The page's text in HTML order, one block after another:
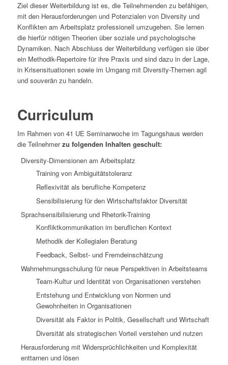
Ziel dieser Weiterbildung ist es, die Teilnehmenden zu befähigen,
mit den Herausforderungen und Potenzialen von Diversity und
Konflikten am Arbeitsplatz professionell umzugehen. Sie lernen
die hierfür nötigen Theorien über soziale und psychologische
Dynamiken. Nach Abschluss der Weiterbildung verfügen sie über
ein Methodik-Repertoire für ihre Praxis und sind dazu in der Lage,
in Krisensituationen sowie im Umgang mit Diversity-Themen agil
und souverän zu handeln.
Curriculum
Im Rahmen von 41 UE Seminarwoche im Tagungshaus werden
die Teilnehmerzu folgenden Inhalten geschult:
Diversity-Dimensionen am Arbeitsplatz
Training von Ambiguitätstoleranz
Reflexivität als berufliche Kompetenz
Sensibilisierung für den Wirtschaftsfaktor Diversität
Sprachsensibilisierung und Rhetorik-Training
Konfliktkommunikation im beruflichen Kontext
Methodik der Kollegialen Beratung
Feedback, Selbst- und Fremdeinschätzung
Wahrnehmungsschulung für neue Perspektiven in Arbeitsteams
Team-Kultur und Identität von Organisationen verstehen
Entstehung und Entwicklung von Normen und
Gewohnheiten in Organisationen
Diversität als Faktor in Politik, Gesellschaft und Wirtschaft
Diversität als strategischen Vorteil verstehen und nutzen
Herausforderung mit Widersprüchlichkeiten und Komplexität
enttarnen und lösen